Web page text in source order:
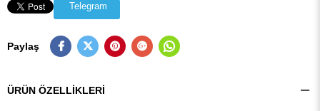
Telegram
Paylaş
ÜRÜN ÖZELLIKLERI